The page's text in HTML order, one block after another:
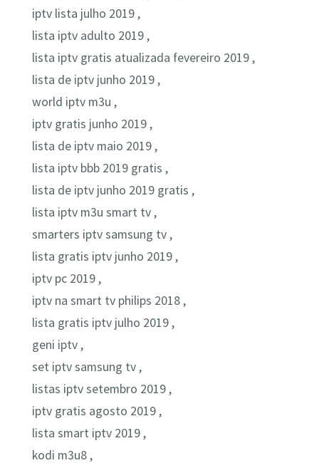
iptv lista julho 2019 ,
lista iptv adulto 2019 ,
lista iptv gratis atualizada fevereiro 2019 ,
lista de iptv junho 2019 ,
world iptv m3u ,
iptv gratis junho 2019 ,
lista de iptv maio 2019 ,
lista iptv bbb 2019 gratis ,
lista de iptv junho 2019 gratis ,
lista iptv m3u smart tv ,
smarters iptv samsung tv ,
lista gratis iptv junho 2019 ,
iptv pc 2019 ,
iptv na smart tv philips 2018 ,
lista gratis iptv julho 2019 ,
geni iptv ,
set iptv samsung tv ,
listas iptv setembro 2019 ,
iptv gratis agosto 2019 ,
lista smart iptv 2019 ,
kodi m3u8 ,